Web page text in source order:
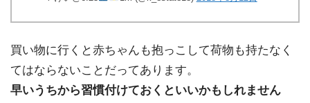
買い物に行くと赤ちゃんも抱っこして荷物も持たなく
てはならないことだってあります。
早いうちから習慣付けておくといいかもしれません